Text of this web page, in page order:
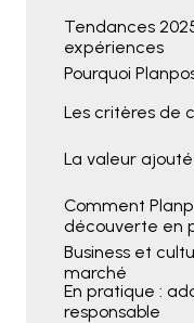
Tendances
expériences
Pourquoi
Les critères de
La valeur
Comment
découverte en
Business et
marché
En pratique :
responsable